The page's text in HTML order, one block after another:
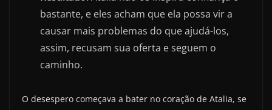
bastante, e eles acham que ela possa vir a
causar mais problemas do que ajudá-los,
assim, recusam sua oferta e seguem o
caminho.
O desespero começava a bater no coração de Atalia, se